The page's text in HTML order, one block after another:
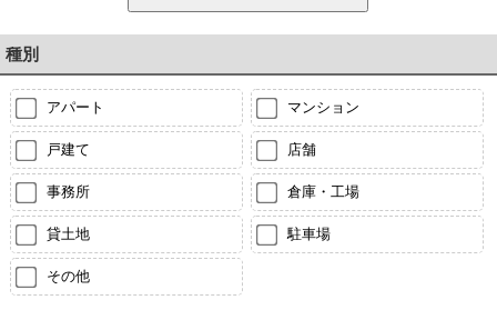
種別
アパート マンション
戸建て 店舗
事務所 倉庫・工場
貸土地 駐車場
その他